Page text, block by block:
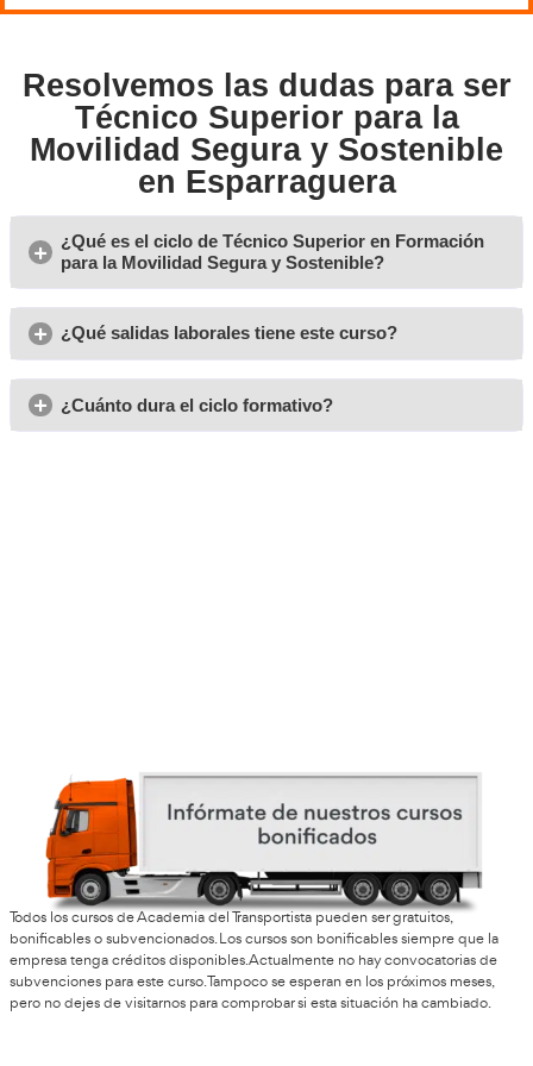
Además, la Formación Profesional en Movilidad Segura
accesibles desde cualquier dispositivo y un
mediante tutores disponibles para resolver dudas y
El Grado Superior de Movilidad Segura y Sostenible
para la Formación Profesional permite acceder a una
flexible, moderna y enfocada tanto al éxito académico
oportunidades laborales.
Isabel, de Esparraguera
Me apunté pensando que sería el típico curso teórico y
me sorprendió muchísimo. Aprendes cosas muy útiles
vial, movilidad sostenible y educación, y además ves
para el trabajo diario.
Judith, de Segovia